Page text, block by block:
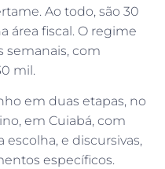
Ao todo, são 30
área fiscal. O regime
semanais, com
mil.
em duas etapas, no
em Cuiabá, com
e discursivas,
específicos.